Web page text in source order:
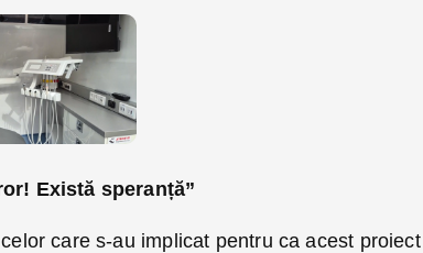
Există speranță”
care s-au implicat pentru ca acest proiect